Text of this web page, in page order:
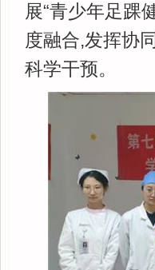
展“青少年足踝
度融合,发挥协
科学干预。